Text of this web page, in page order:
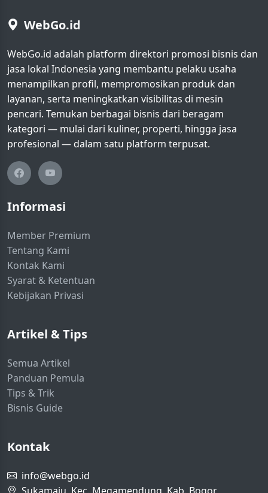
WebGo.id
WebGo.id adalah platform direktori promosi bisnis dan
jasa lokal Indonesia yang membantu pelaku usaha
menampilkan profil, mempromosikan produk dan
layanan, serta meningkatkan visibilitas di mesin
pencari. Temukan berbagai bisnis dari beragam
kategori — mulai dari kuliner, properti, hingga jasa
profesional — dalam satu platform terpusat.
Informasi
Member Premium
Tentang Kami
Kontak Kami
Syarat & Ketentuan
Kebijakan Privasi
Artikel & Tips
Semua Artikel
Panduan Pemula
Tips & Trik
Bisnis Guide
Kontak
info@webgo.id
Sukamaju, Kec. Megamendung, Kab. Bogor,